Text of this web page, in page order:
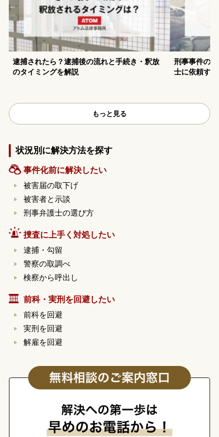
逮捕されたら？逮捕後の流れと手続き・釈放
のタイミングを解説
刑事事件の
士に依頼す
もっと見る
状況別に解決方法を探す
事件化前に解決したい
被害届の取下げ
被害者と示談
刑事弁護士の選び方
捜査に上手く対処したい
逮捕・勾留
警察の取調べ
検察から呼出し
前科・実刑を回避したい
前科を回避
実刑を回避
解雇を回避